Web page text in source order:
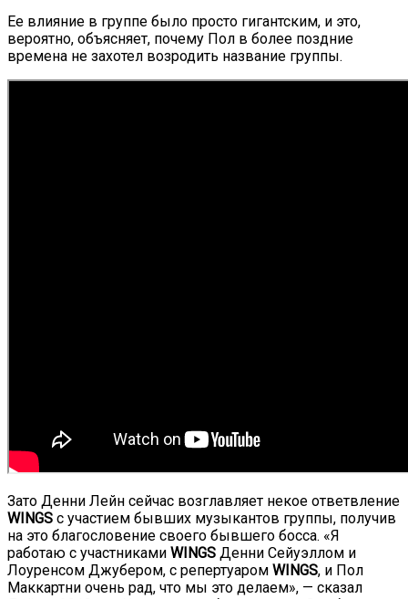
Ее влияние в группе было просто гигантским, и это,
вероятно, объясняет, почему Пол в более поздние
времена не захотел возродить название группы.
Зато Денни Лейн сейчас возглавляет некое ответвление
WINGS с участием бывших музыкантов группы, получив
на это благословение своего бывшего босса. «Я
работаю с участниками WINGS Денни Сейуэллом и
Лоуренсом Джубером, с репертуаром WINGS, и Пол
Маккартни очень рад, что мы это делаем», — сказал